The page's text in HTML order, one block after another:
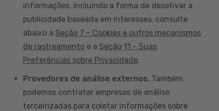
informações, incluindo a forma de desativar a
publicidade baseada em interesses, consulte
abaixo a Seção 7 – Cookies e outros mecanismos
de rastreamento e a Seção 11 – Suas
Preferências sobre Privacidade.
Provedores de análise externos. Também
podemos contratar empresas de análise
terceirizadas para coletar informações sobre